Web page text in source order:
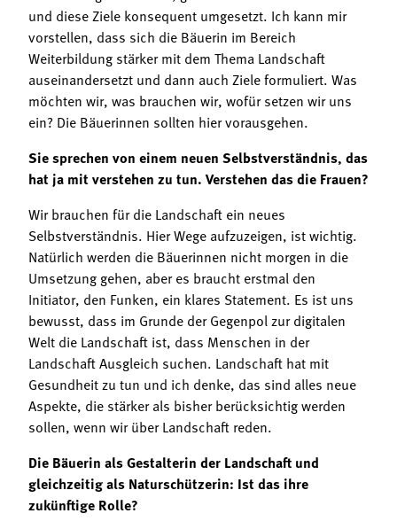
und diese Ziele konsequent umgesetzt. Ich kann mir
vorstellen, dass sich die Bäuerin im Bereich
Weiterbildung stärker mit dem Thema Landschaft
auseinandersetzt und dann auch Ziele formuliert. Was
möchten wir, was brauchen wir, wofür setzen wir uns
ein? Die Bäuerinnen sollten hier vorausgehen.
Sie sprechen von einem neuen Selbstverständnis, das
hat ja mit verstehen zu tun. Verstehen das die Frauen?
Wir brauchen für die Landschaft ein neues
Selbstverständnis. Hier Wege aufzuzeigen, ist wichtig.
Natürlich werden die Bäuerinnen nicht morgen in die
Umsetzung gehen, aber es braucht erstmal den
Initiator, den Funken, ein klares Statement. Es ist uns
bewusst, dass im Grunde der Gegenpol zur digitalen
Welt die Landschaft ist, dass Menschen in der
Landschaft Ausgleich suchen. Landschaft hat mit
Gesundheit zu tun und ich denke, das sind alles neue
Aspekte, die stärker als bisher berücksichtig werden
sollen, wenn wir über Landschaft reden.
Die Bäuerin als Gestalterin der Landschaft und
gleichzeitig als Naturschützerin: Ist das ihre
zukünftige Rolle?